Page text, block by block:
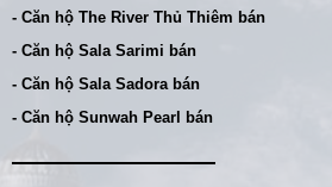
- Căn hộ The River Thủ Thiêm bán
- Căn hộ Sala Sarimi bán
- Căn hộ Sala Sadora bán
- Căn hộ Sunwah Pearl bán